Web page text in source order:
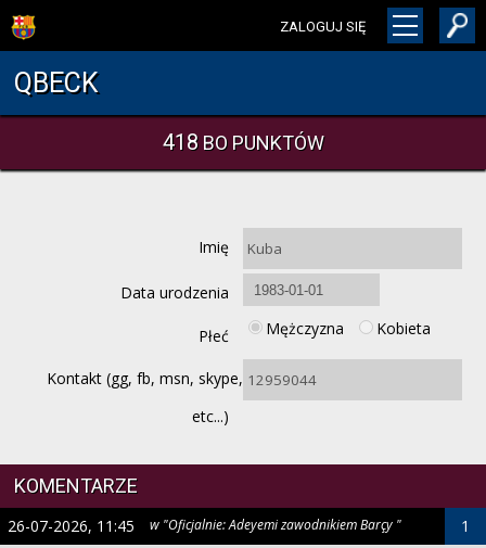
ZALOGUJ SIĘ
QBECK
418BO PUNKTÓW
Imię
Data urodzenia
Płeć Mężczyzna Kobieta
Kontakt (gg, fb, msn, skype,
etc...)
KOMENTARZE
26-07-2026, 11:45 w "Oficjalnie: Adeyemi zawodnikiem Barçy " 1